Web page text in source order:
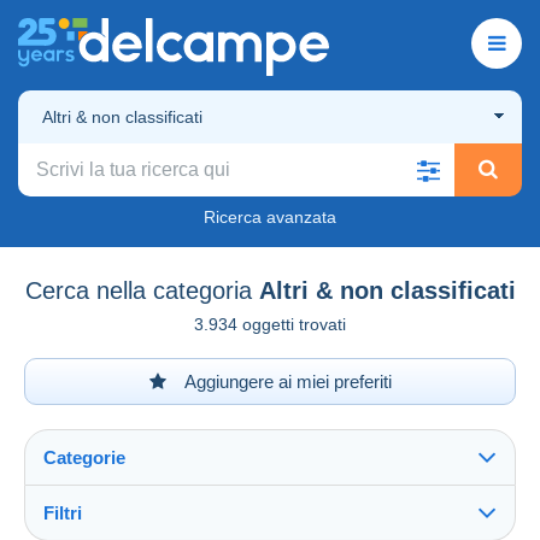
Altri & non classificati
Ricerca avanzata
Cerca nella categoria Altri & non classificati
3.934 oggetti trovati
Aggiungere ai miei preferiti
Categorie
Filtri